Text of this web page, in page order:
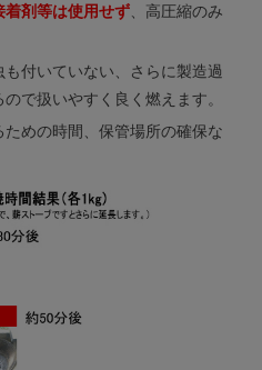
着剤等は使用せず 、高圧縮のみ
付いていない、さらに製造過
で扱いやすく良く燃えます。
めの時間、保管場所の確保な